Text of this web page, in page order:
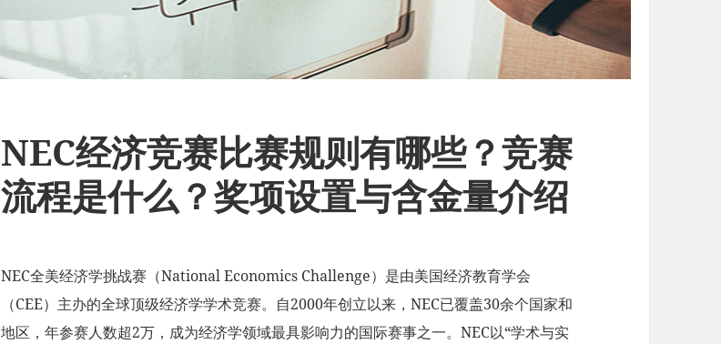
NEC经济竞赛比赛规则有哪些？竞赛
流程是什么？奖项设置与含金量介绍
NEC全美经济学挑战赛（National Economics Challenge）是由美国经济教育学会
（CEE）主办的全球顶级经济学学术竞赛。自2000年创立以来，NEC已覆盖30余个国家和
地区，年参赛人数超2万，成为经济学领域最具影响力的国际赛事之一。NEC以“学术与实